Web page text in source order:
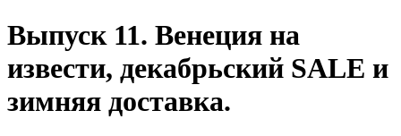
Выпуск 11. Венеция на
извести, декабрьский SALE и
зимняя доставка.